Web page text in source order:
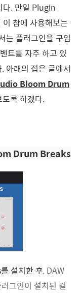
다. 만일 Plugin
참에 사용해보는
플러그인을 구입
트를 자주 하고 있
아래의 접은 글에서
Bloom Drum
록 하겠다.
Drum Breaks
설치한 후, DAW
그인이 설치된 걸